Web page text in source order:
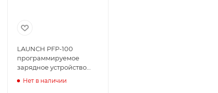
LAUNCH PFP-100
программируемое
зарядное устройство
Нет в наличии